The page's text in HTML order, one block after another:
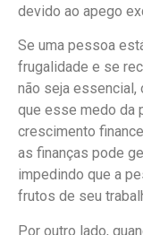
devido ao apego
Se uma pessoa
frugalidade e se
não seja
que esse medo da
crescimento
as finanças pode
impedindo que a
frutos de seu
Por outro lado,